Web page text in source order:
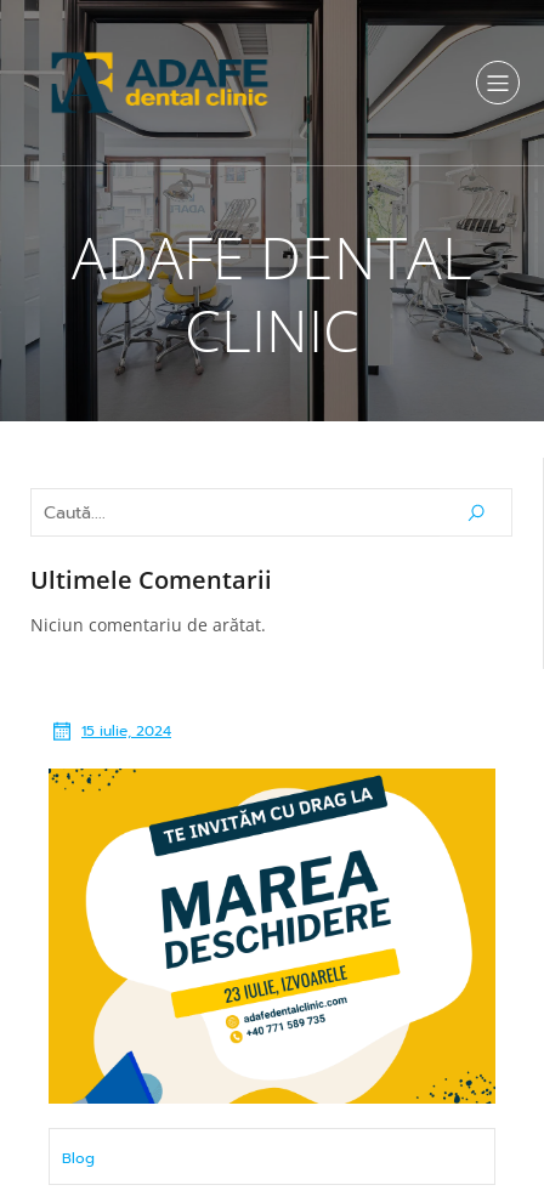
ADAFE DENTAL
CLINIC
Ultimele Comentarii
Niciun comentariu de arătat.
15 iulie, 2024
Blog